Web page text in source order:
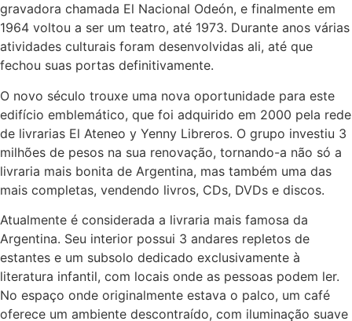
gravadora chamada El Nacional Odeón, e finalmente em
1964 voltou a ser um teatro, até 1973. Durante anos várias
atividades culturais foram desenvolvidas ali, até que
fechou suas portas definitivamente.
O novo século trouxe uma nova oportunidade para este
edifício emblemático, que foi adquirido em 2000 pela rede
de livrarias El Ateneo y Yenny Libreros. O grupo investiu 3
milhões de pesos na sua renovação, tornando-a não só a
livraria mais bonita de Argentina, mas também uma das
mais completas, vendendo livros, CDs, DVDs e discos.
Atualmente é considerada a livraria mais famosa da
Argentina. Seu interior possui 3 andares repletos de
estantes e um subsolo dedicado exclusivamente à
literatura infantil, com locais onde as pessoas podem ler.
No espaço onde originalmente estava o palco, um café
oferece um ambiente descontraído, com iluminação suave